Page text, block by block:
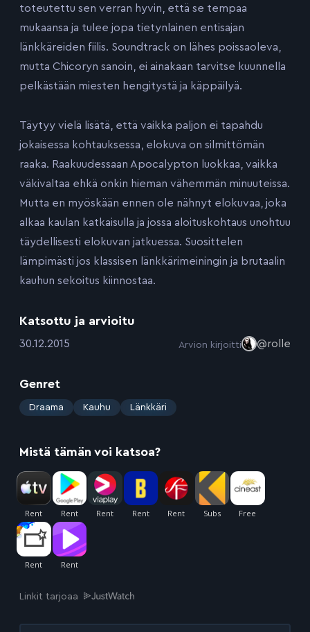
toteutettu sen verran hyvin, että se tempaa
mukaansa ja tulee jopa tietynlainen entisajan
länkkäreiden fiilis. Soundtrack on lähes poissaoleva,
mutta Chicoryn sanoin, ei ainakaan tarvitse kuunnella
pelkästään miesten hengitystä ja käppäilyä.
Täytyy vielä lisätä, että vaikka paljon ei tapahdu
jokaisessa kohtauksessa, elokuva on silmittömän
raaka. Raakuudessaan Apocalypton luokkaa, vaikka
väkivaltaa ehkä onkin hieman vähemmän minuuteissa.
Mutta en myöskään ennen ole nähnyt elokuvaa, joka
alkaa kaulan katkaisulla ja jossa aloituskohtaus unohtuu
täydellisesti elokuvan jatkuessa. Suosittelen
lämpimästi jos klassisen länkkärimeiningin ja brutaalin
kauhun sekoitus kiinnostaa.
Katsottu ja arvioitu
:30.12.2015 Arvion kirjoitti @rolle
Genret
: Draama Kauhu Länkkäri
Mistä tämän voi katsoa?
Linkit tarjoaa